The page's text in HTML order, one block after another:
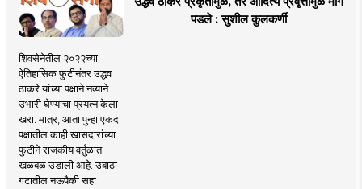
पडले : सुशील कुलकर्णी
शिवसेनेतील २०२२च्या
ऐतिहासिक फुटीनंतर उद्धव
ठाकरे यांच्या पक्षाने नव्याने
उभारी घेण्याचा प्रयत्न केला
खरा. मात्र, आता पुन्हा एकदा
पक्षातील काही खासदारांच्या
फुटीने राजकीय वर्तुळात
खळबळ उडाली आहे. उबाठा
गटातील नऊपैकी सहा